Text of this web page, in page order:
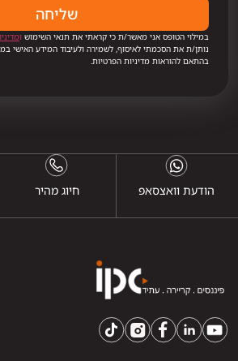
שליחה
במילוי הטופס אני מאשר/ת כי קראתי את תנאי השימוש ו
נותן/ת את הסכמתי לאיסוף, לשמירה ולעיבוד המידע האישי
בהתאם להוראות מדיניות הפרטיות.
הודעת וואצסאפ חיוג מהיר